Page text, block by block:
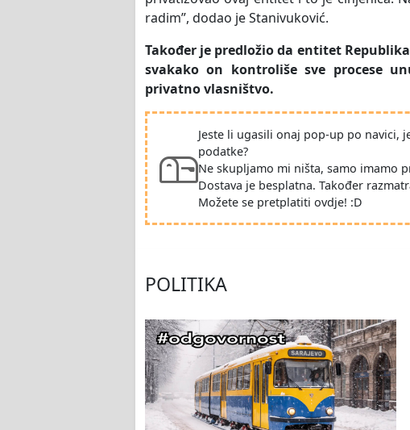
radim”, dodao je Stanivuković.
Također je predložio da entitet
svakako on kontroliše sve procese
privatno vlasništvo.
Jeste li ugasili onaj pop-up po navici,
podatke?
Ne skupljamo mi ništa, samo imamo
Dostava je besplatna. Također
Možete se pretplatiti ovdje! :D
POLITIKA